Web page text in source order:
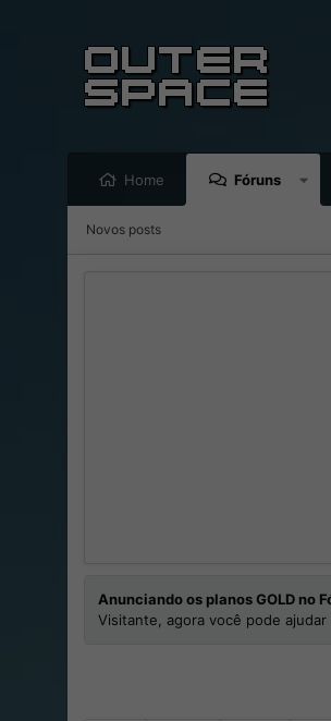
Home Fóruns
Novos posts
Anunciando os planos GOLD no
Visitante, agora você pode